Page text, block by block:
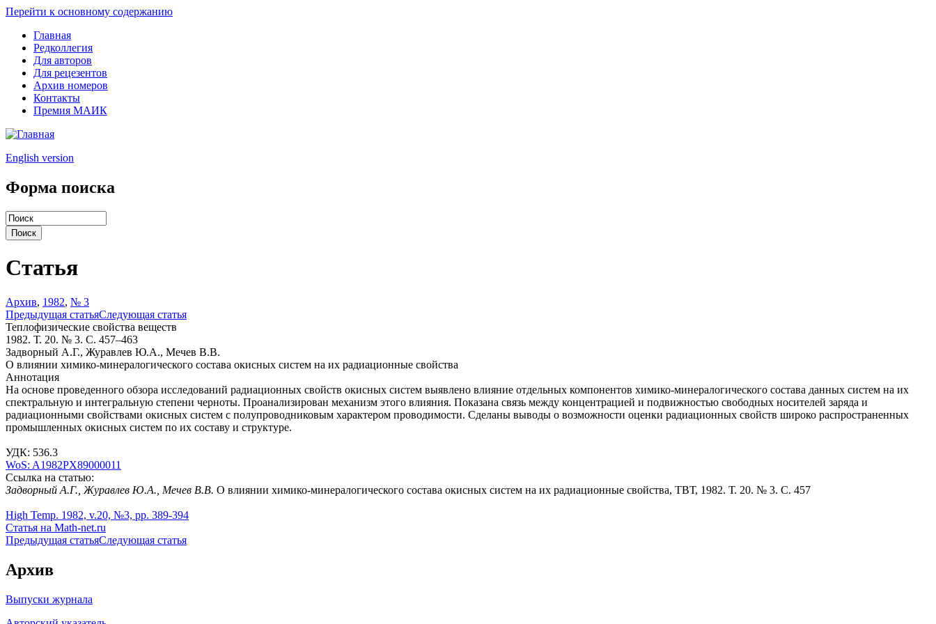
Перейти к основному содержанию
Главная
Редколлегия
Для авторов
Для рецезентов
Архив номеров
Контакты
Премия МАИК
English version
Форма поиска
Статья
Архив, 1982, № 3
Предыдущая статьяСледующая статья
Теплофизические свойства веществ
1982. Т. 20. № 3. С. 457–463
Задворный А.Г., Журавлев Ю.А., Мечев В.В.
О влиянии химико-минералогического состава окисных систем на их радиационные свойства
Аннотация
На основе проведенного обзора исследований радиационных свойств окисных систем выявлено влияние отдельных компонентов химико-минералогического состава данных систем на их
спектральную и интегральную степени черноты. Проанализирован механизм этого влияния. Показана связь между концентрацией и подвижностью свободных носителей заряда и
радиационными свойствами окисных систем с полупроводниковым характером проводимости. Сделаны выводы о возможности оценки радиационных свойств широко распространенных
промышленных окисных систем по их составу и структуре.
УДК: 536.3
WoS: A1982PX89000011
Ссылка на статью:
Задворный А.Г., Журавлев Ю.А., Мечев В.В. О влиянии химико-минералогического состава окисных систем на их радиационные свойства, ТВТ, 1982. Т. 20. № 3. С. 457
High Temp. 1982, v.20, №3, pp. 389-394
Статья на Math-net.ru
Предыдущая статьяСледующая статья
Архив
Выпуски журнала